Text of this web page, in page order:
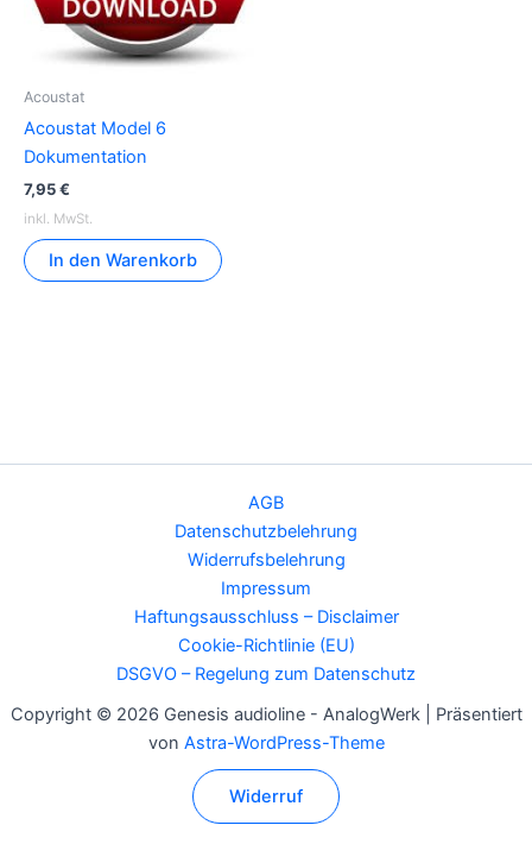
Acoustat
Acoustat Model 6
Dokumentation
7,95€
inkl. MwSt.
In den Warenkorb
AGB
Datenschutzbelehrung
Widerrufsbelehrung
Impressum
Haftungsausschluss – Disclaimer
Cookie-Richtlinie (EU)
DSGVO – Regelung zum Datenschutz
Copyright © 2026 Genesis audioline - AnalogWerk | Präsentiert
von Astra-WordPress-Theme
Widerruf